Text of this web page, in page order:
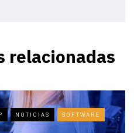
relacionadas
NOTICIAS SOFTWARE